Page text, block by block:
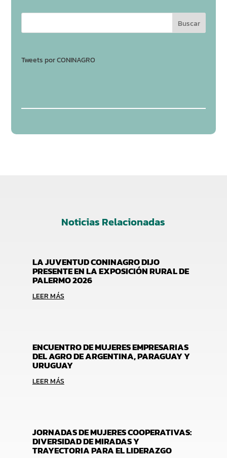
Tweets por CONINAGRO
Noticias Relacionadas
LA JUVENTUD CONINAGRO DIJO
PRESENTE EN LA EXPOSICIÓN RURAL DE
PALERMO 2026
LEER MÁS
ENCUENTRO DE MUJERES EMPRESARIAS
DEL AGRO DE ARGENTINA, PARAGUAY Y
URUGUAY
LEER MÁS
JORNADAS DE MUJERES COOPERATIVAS:
DIVERSIDAD DE MIRADAS Y
TRAYECTORIA PARA EL LIDERAZGO